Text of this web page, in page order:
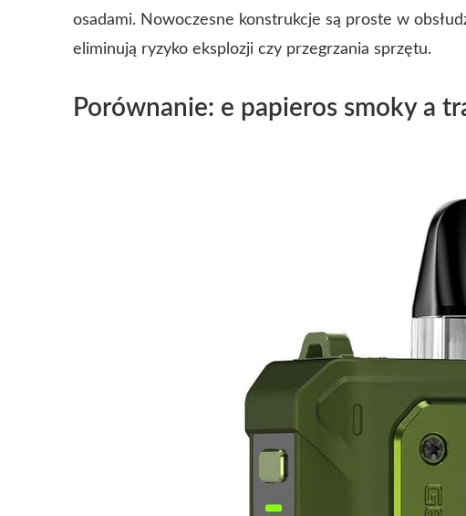
osadami. Nowoczesne konstrukcje są proste w
eliminują ryzyko eksplozji czy przegrzania sprzętu.
Porównanie: e papieros smoky a